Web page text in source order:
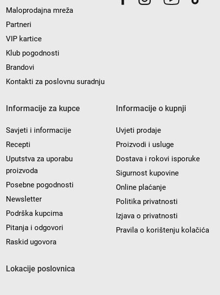
Maloprodajna mreža
Partneri
VIP kartice
Klub pogodnosti
Brandovi
Kontakti za poslovnu suradnju
Informacije za kupce
Savjeti i informacije
Recepti
Uputstva za uporabu
proizvoda
Posebne pogodnosti
Newsletter
Podrška kupcima
Pitanja i odgovori
Raskid ugovora
Informacije o kupnji
Uvjeti prodaje
Proizvodi i usluge
Dostava i rokovi isporuke
Sigurnost kupovine
Online plaćanje
Politika privatnosti
Izjava o privatnosti
Pravila o korištenju kolačića
Lokacije poslovnica